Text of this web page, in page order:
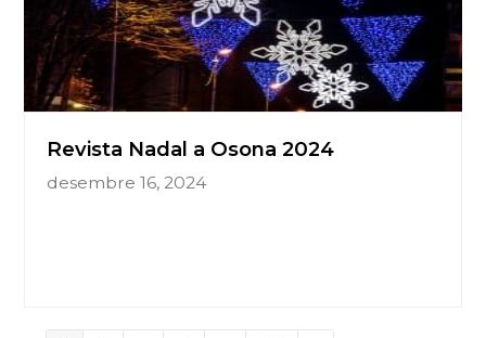
Revista Nadal a Osona 2024
desembre 16, 2024